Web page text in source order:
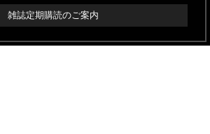
雑誌定期購読のご案内